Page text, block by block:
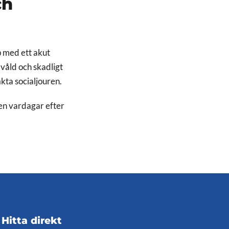
med ett akut
och skadligt
socialjouren.
vardagar efter
Hitta direkt